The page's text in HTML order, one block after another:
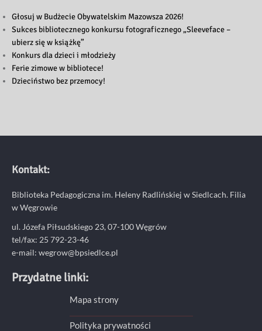
Głosuj w Budżecie Obywatelskim Mazowsza 2026!
Sukces bibliotecznego konkursu fotograficznego „Sleeveface –
ubierz się w książkę”
Konkurs dla dzieci i młodzieży
Ferie zimowe w bibliotece!
Dzieciństwo bez przemocy!
Kontakt:
Biblioteka Pedagogiczna im. Heleny Radlińskiej w Siedlcach. Filia
w Węgrowie
ul. Józefa Piłsudskiego 23, 07-100 Węgrów
tel/fax: 25 792-23-46
e-mail: wegrow@bpsiedlce.pl
Przydatne linki:
Mapa strony
Polityka prywatności